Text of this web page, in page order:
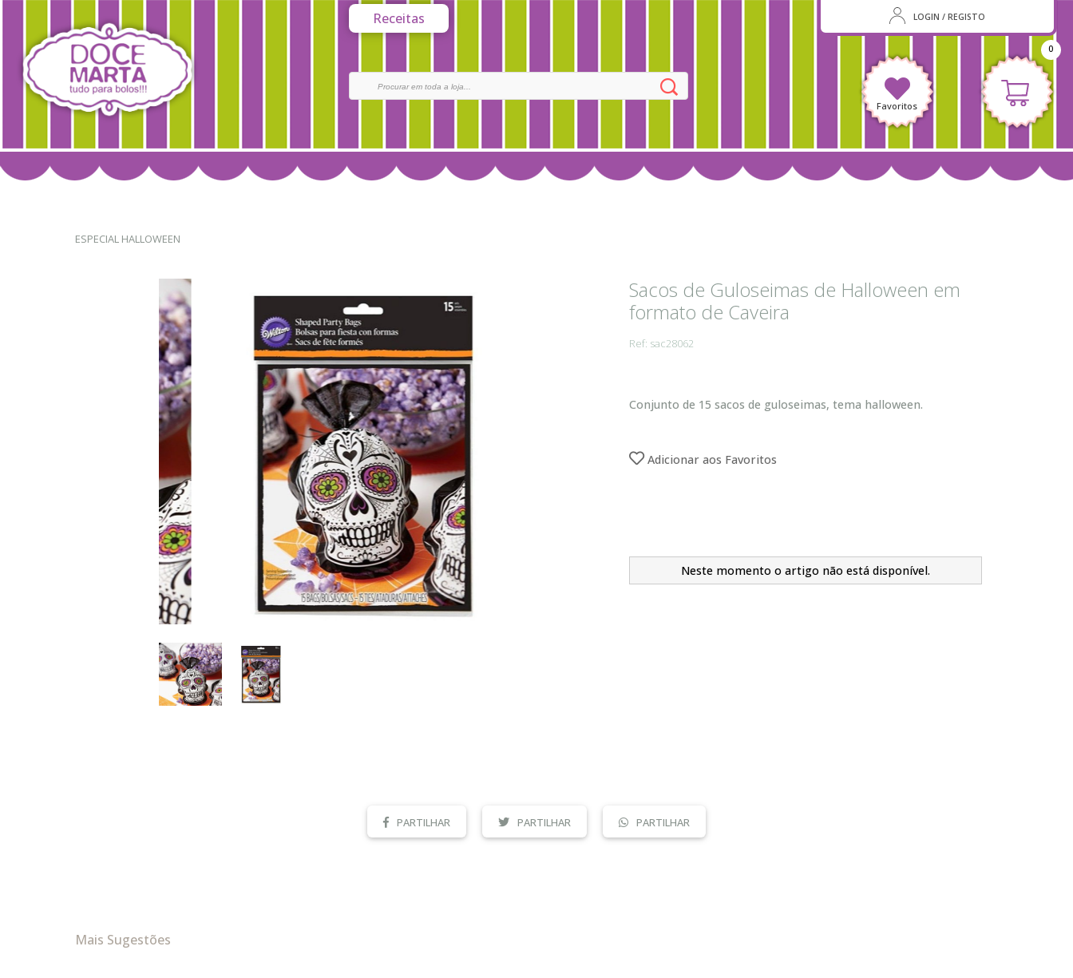
Receitas LOGIN / REGISTO
Favoritos
0
ESPECIAL HALLOWEEN
Sacos de Guloseimas de Halloween em
formato de Caveira
Ref: sac28062
Conjunto de 15 sacos de guloseimas, tema halloween.
Adicionar aos Favoritos
Neste momento o artigo não está disponível.
PARTILHAR PARTILHAR PARTILHAR
Mais Sugestões